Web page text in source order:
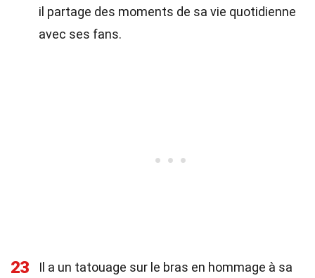
il partage des moments de sa vie quotidienne
avec ses fans.
23
Il a un tatouage sur le bras en hommage à sa